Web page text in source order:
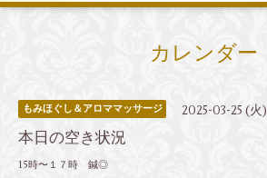
カレンダー
もみほぐし＆アロママッサージ 2025-03-25 (火)
本日の空き状況
15時〜１７時 鍼◎